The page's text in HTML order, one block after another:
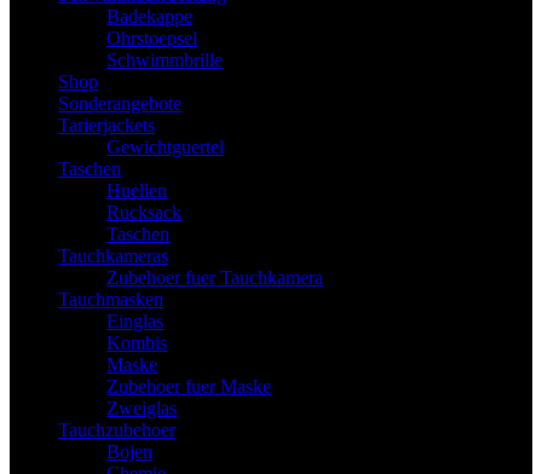
Badekappe
Ohrstoepsel
Schwimmbrille
Shop
Sonderangebote
Tarierjackets
Gewichtguertel
Taschen
Huellen
Rucksack
Taschen
Tauchkameras
Zubehoer fuer Tauchkamera
Tauchmasken
Einglas
Kombis
Maske
Zubehoer fuer Maske
Zweiglas
Tauchzubehoer
Bojen